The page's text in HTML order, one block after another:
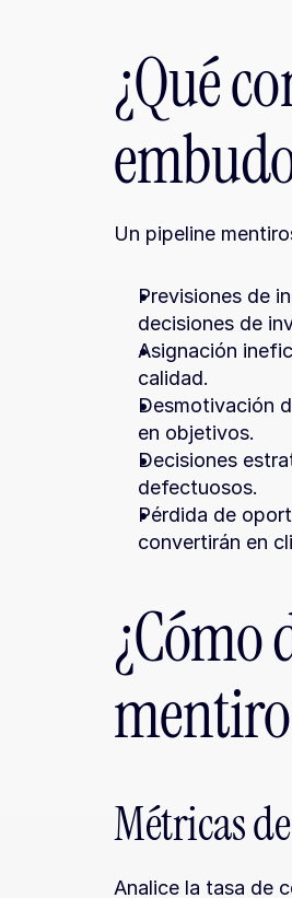
¿Qué
Un pipeline
Previsiones de
decisiones de
Asignación
calidad.
Desmotivación
en objetivos.
Decisiones
defectuosos.
Pérdida de
convertirán en
¿Cómo
Métricas
Analice la tasa de